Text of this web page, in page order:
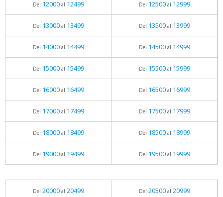
Del 12000al 12499 Del 12500al 12999
Del 13000al 13499 Del 13500al 13999
Del 14000al 14499 Del 14500al 14999
Del 15000al 15499 Del 15500al 15999
Del 16000al 16499 Del 16500al 16999
Del 17000al 17499 Del 17500al 17999
Del 18000al 18499 Del 18500al 18999
Del 19000al 19499 Del 19500al 19999
Del 20000al 20499 Del 20500al 20999